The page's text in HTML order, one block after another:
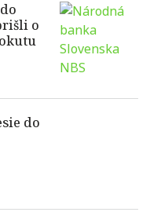
o
do